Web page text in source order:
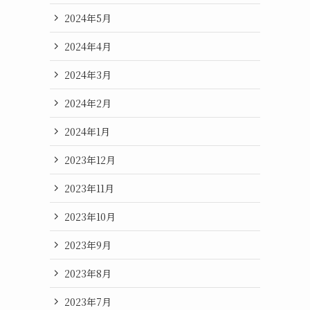
2024年5月
2024年4月
2024年3月
2024年2月
2024年1月
2023年12月
2023年11月
2023年10月
2023年9月
2023年8月
2023年7月